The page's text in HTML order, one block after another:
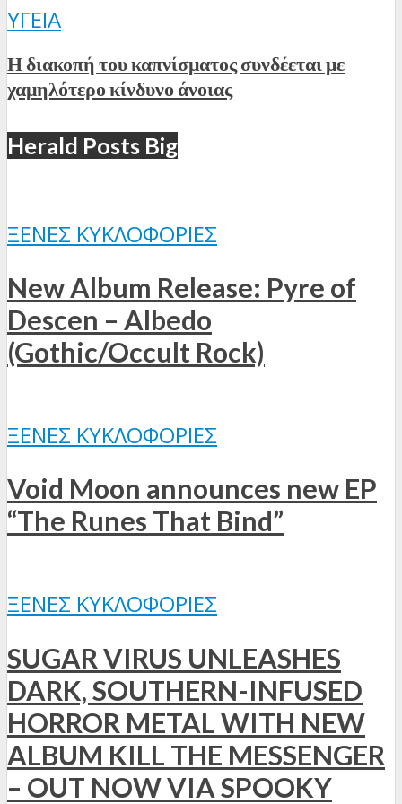
ΥΓΕΊΑ
Η διακοπή του καπνίσματος συνδέεται με
χαμηλότερο κίνδυνο άνοιας
Herald Posts Big
ΞΈΝΕΣ ΚΥΚΛΟΦΟΡΊΕΣ
New Album Release: Pyre of
Descen – Albedo
(Gothic/Occult Rock)
ΞΈΝΕΣ ΚΥΚΛΟΦΟΡΊΕΣ
Void Moon announces new EP
“The Runes That Bind”
ΞΈΝΕΣ ΚΥΚΛΟΦΟΡΊΕΣ
SUGAR VIRUS UNLEASHES
DARK, SOUTHERN-INFUSED
HORROR METAL WITH NEW
ALBUM KILL THE MESSENGER
– OUT NOW VIA SPOOKY